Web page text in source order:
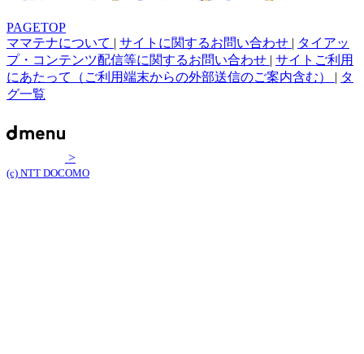
PAGETOP
ママテナについて | サイトに関するお問い合わせ | タイアッ
プ・コンテンツ配信等に関するお問い合わせ | サイトご利用
にあたって（ご利用端末からの外部送信のご案内含む） | タ
グ一覧
>
(c) NTT DOCOMO